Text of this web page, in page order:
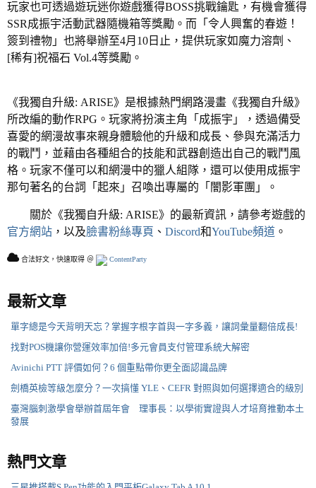
玩家也可透過遊玩迷你遊戲獲得BOSS挑戰鑰匙，有機會獲得
SSR成振宇活動武器隨機箱等獎勵。而「令人興奮的春遊！
簽到禮物」也將舉辦至4月10日止，提供玩家如魔力溶劑、
[稀有]祝福石 Vol.4等獎勵。
《我獨自升級: ARISE》是根據熱門網路漫畫《我獨自升級》
所改編的動作RPG。玩家將扮演主角「成振宇」，透過備受
喜愛的網漫故事來親身體驗他的升級和成長、參與充滿活力
的戰鬥，並藉由各種組合的技能和武器創造出自己的戰鬥風
格。玩家不僅可以和網漫中的獵人組隊，還可以使用成振宇
那句著名的台詞「起來」召喚出專屬的「闇影軍團」。
關於《我獨自升級: ARISE》的最新資訊，請參考遊戲的
官方網站 ，以及臉書粉絲專頁 、 Discord和YouTube頻道 。
合法好文，快速取得 ＠ ContentParty
最新文章
單字總是今天背明天忘？掌握字根字首與一字多義，讓詞彙量翻倍成長!
找對POS機讓你營運效率加倍!多元會員支付管理系統大解密
Avinichi PTT 評價如何？6 個重點帶你更全面認識品牌
劍橋英檢等級怎麼分？一次搞懂 YLE、CEFR 對照與如何選擇適合的級別
臺灣腦刺激學會舉辦首屆年會 理事長：以學術實證與人才培育推動本土
發展
熱門文章